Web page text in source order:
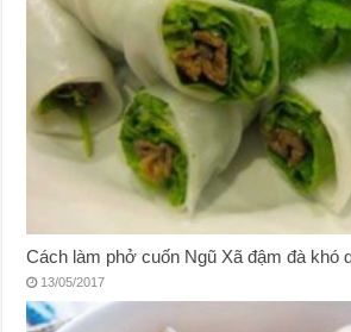
Cách làm phở cuốn Ngũ Xã đậm đà khó
13/05/2017